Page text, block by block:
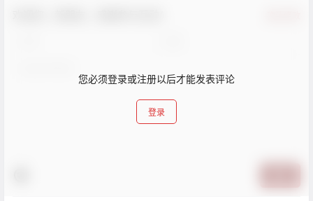
您必须登录或注册以后才能发表评论
登录